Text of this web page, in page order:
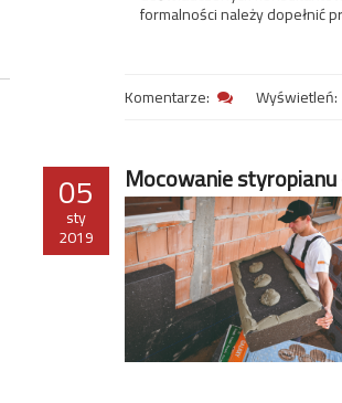
formalności należy dopełnić
Komentarze:
Wyświetleń:
05
sty
2019
Mocowanie